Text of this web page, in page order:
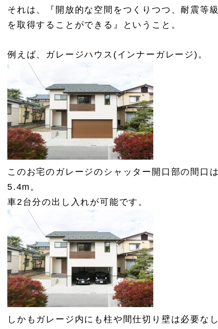
それは、『開放的な空間をつくりつつ、耐震等
を取得することができる』ということ。
例えば、ガレージハウス(インナーガレージ)。
このお宅のガレージのシャッター開口部の間口
5.4m。
車2台分の出し入れが可能です。
しかもガレージ内にも柱や間仕切り壁は必要な